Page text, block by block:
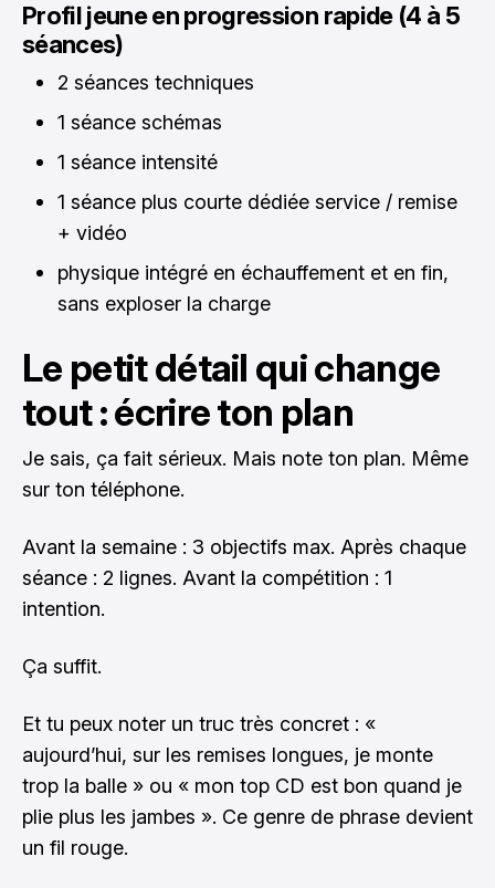
Profil jeune en progression rapide (4 à 5
séances)
2 séances techniques
1 séance schémas
1 séance intensité
1 séance plus courte dédiée service / remise
+ vidéo
physique intégré en échauffement et en fin,
sans exploser la charge
Le petit détail qui change
tout : écrire ton plan
Je sais, ça fait sérieux. Mais note ton plan. Même
sur ton téléphone.
Avant la semaine : 3 objectifs max. Après chaque
séance : 2 lignes. Avant la compétition : 1
intention.
Ça suffit.
Et tu peux noter un truc très concret : «
aujourd’hui, sur les remises longues, je monte
trop la balle » ou « mon top CD est bon quand je
plie plus les jambes ». Ce genre de phrase devient
un fil rouge.